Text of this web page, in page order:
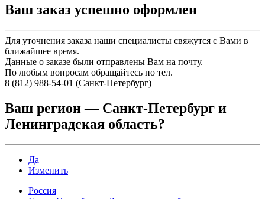
Ваш заказ успешно оформлен
Для уточнения заказа наши специалисты свяжутся с Вами в
ближайшее время.
Данные о заказе были отправлены Вам на почту.
По любым вопросам обращайтесь по тел.
8 (812) 988-54-01 (Санкт-Петербург)
Ваш регион — Санкт-Петербург и
Ленинградская область?
Да
Изменить
Россия